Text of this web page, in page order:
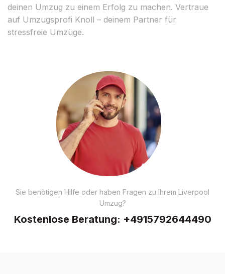
deinen Umzug zu einem Erfolg zu machen. Vertraue
auf Umzugsprofi Knoll – deinem Partner für
stressfreie Umzüge.
Sie benötigen Hilfe oder haben Fragen zu Ihrem Liverpool
Umzug?
Kostenlose Beratung: +4915792644490